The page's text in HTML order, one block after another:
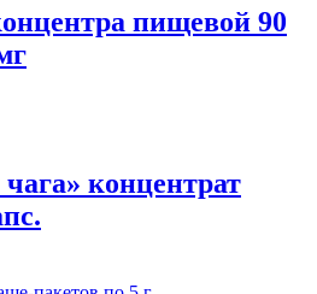
пищевой 90
концентрат